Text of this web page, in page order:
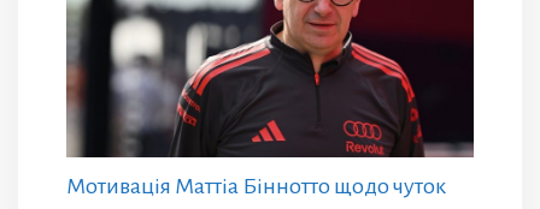
Мотивація Маттіа Біннотто щодо чуток